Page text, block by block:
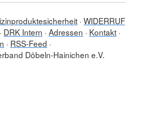
WIDERRUF
DRK Intern Adressen
Kontakt
RSS-Feed
Döbeln-Hainichen e.V.